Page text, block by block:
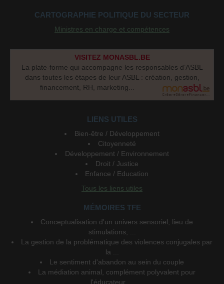
CARTOGRAPHIE POLITIQUE DU SECTEUR
Ministres en charge et compétences
VISITEZ MONASBL.BE
La plate-forme qui accompagne les responsables d’ASBL
dans toutes les étapes de leur ASBL : création, gestion,
financement, RH, marketing...
LIENS UTILES
Bien-être / Développement
Citoyenneté
Développement / Environnement
Droit / Justice
Enfance / Education
Tous les liens utiles
MÉMOIRES TFE
Conceptualisation d'un univers sensoriel, lieu de
stimulations, ...
La gestion de la problématique des violences conjugales par
la ...
Le sentiment d'abandon au sein du couple
La médiation animal, complément polyvalent pour
l'éducateur ...